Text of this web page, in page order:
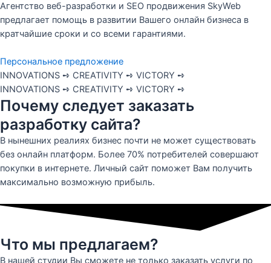
Агентство веб-разработки и SEO продвижения SkyWeb
предлагает помощь в развитии Вашего онлайн бизнеса в
кратчайшие сроки и со всеми гарантиями.
Персональное предложение
INNOVATIONS ➺ CREATIVITY ➺ VICTORY ➺
INNOVATIONS ➺ CREATIVITY ➺ VICTORY ➺
Почему следует заказать
разработку сайта?
В нынешних реалиях бизнес почти не может существовать
без онлайн платформ. Более 70% потребителей совершают
покупки в интернете. Личный сайт поможет Вам получить
максимально возможную прибыль.
Что мы предлагаем?
В нашей студии Вы сможете не только заказать услуги по